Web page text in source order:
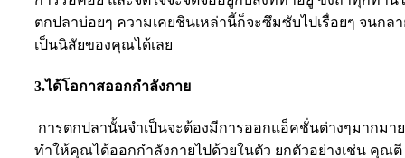
ตกปลาบ่อยๆ ความเคยชินเหล่านี้ก็จะซึมซับไปเรื่อยๆ จนกล
เป็นนิสัยของคุณได้เลย
3.ได้โอกาสออกกำลังกาย
การตกปลานั้นจำเป็นจะต้องมีการออกแอ็คชั่นต่างๆมากมา
ทำให้คุณได้ออกกำลังกายไปด้วยในตัว ยกตัวอย่างเช่น คุณตี